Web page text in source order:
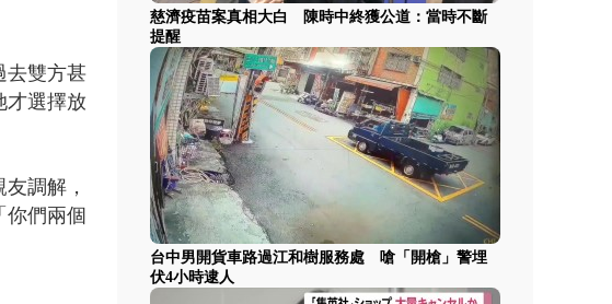
去雙方甚
才選擇放
調解，
們兩個
慈濟疫苗案真相大白 陳時中終獲公道：當時不斷
提醒
台中男開貨車路過江和樹服務處 嗆「開槍」警埋
伏4小時逮人